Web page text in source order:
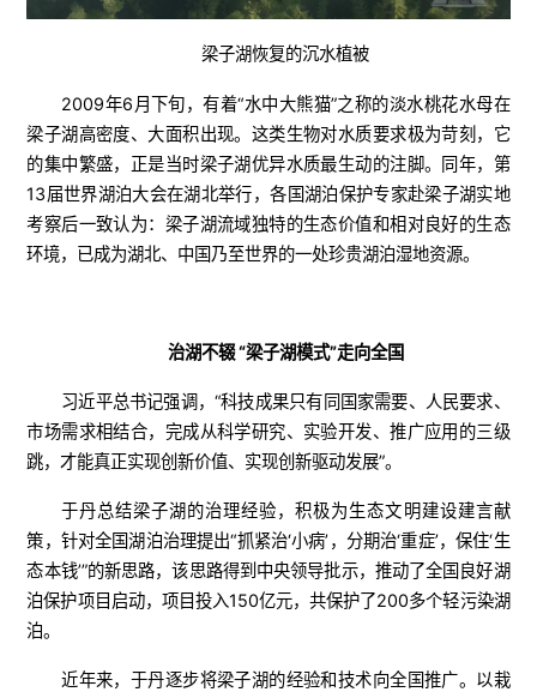
梁子湖恢复的沉水植被
2009年6月下旬，有着“水中大熊猫”之称的淡水桃花水母在
梁子湖高密度、大面积出现。这类生物对水质要求极为苛刻，它
的集中繁盛，正是当时梁子湖优异水质最生动的注脚。同年，第
13届世界湖泊大会在湖北举行，各国湖泊保护专家赴梁子湖实地
考察后一致认为：梁子湖流域独特的生态价值和相对良好的生态
环境，已成为湖北、中国乃至世界的一处珍贵湖泊湿地资源。
治湖不辍 “梁子湖模式”走向全国
习近平总书记强调，“科技成果只有同国家需要、人民要求、
市场需求相结合，完成从科学研究、实验开发、推广应用的三级
跳，才能真正实现创新价值、实现创新驱动发展”。
于丹总结梁子湖的治理经验，积极为生态文明建设建言献
策，针对全国湖泊治理提出“抓紧治‘小病’，分期治‘重症’，保住‘生
态本钱’”的新思路，该思路得到中央领导批示，推动了全国良好湖
泊保护项目启动，项目投入150亿元，共保护了200多个轻污染湖
泊。
近年来，于丹逐步将梁子湖的经验和技术向全国推广。以栽